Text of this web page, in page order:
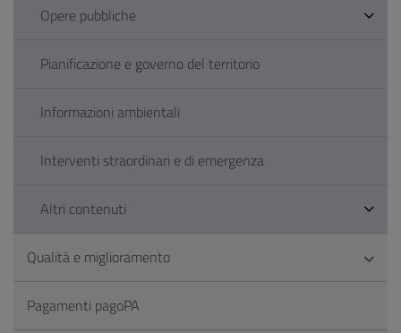
Opere pubbliche
Pianificazione e governo del territorio
Informazioni ambientali
Interventi straordinari e di emergenza
Altri contenuti
Qualità e miglioramento
Pagamenti pagoPA